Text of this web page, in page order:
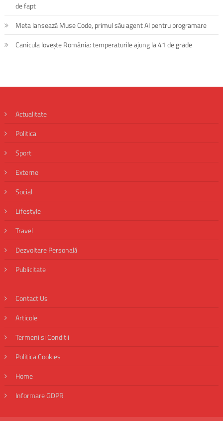
de fapt
Meta lansează Muse Code, primul său agent AI pentru programare
Canicula lovește România: temperaturile ajung la 41 de grade
Actualitate
Politica
Sport
Externe
Social
Lifestyle
Travel
Dezvoltare Personală
Publicitate
Contact Us
Articole
Termeni si Conditii
Politica Cookies
Home
Informare GDPR